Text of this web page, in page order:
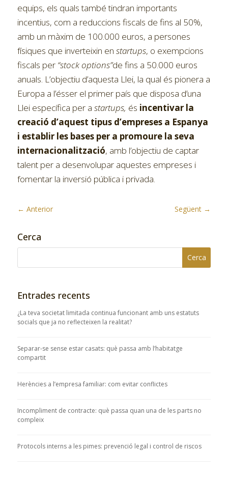
equips, els quals també tindran importants
incentius, com a reduccions fiscals de fins al 50%,
amb un màxim de 100.000 euros, a persones
físiques que inverteixin en startups, o exempcions
fiscals per “stock options”de fins a 50.000 euros
anuals. L’objectiu d’aquesta Llei, la qual és pionera a
Europa a l’ésser el primer país que disposa d’una
Llei específica per a startups, és incentivar la
creació d’aquest tipus d’empreses a Espanya
i establir les bases per a promoure la seva
internacionalització, amb l’objectiu de captar
talent per a desenvolupar aquestes empreses i
fomentar la inversió pública i privada.
← Anterior Següent →
Cerca
Entrades recents
¿La teva societat limitada continua funcionant amb uns estatuts
socials que ja no reflecteixen la realitat?
Separar-se sense estar casats: què passa amb l’habitatge
compartit
Herències a l’empresa familiar: com evitar conflictes
Incompliment de contracte: què passa quan una de les parts no
compleix
Protocols interns a les pimes: prevenció legal i control de riscos